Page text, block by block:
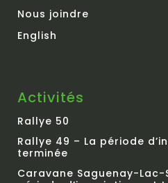
Nous joindre
English
Activités
Rallye 50
Rallye 49 – La période
terminée
Caravane Saguenay-Lac-